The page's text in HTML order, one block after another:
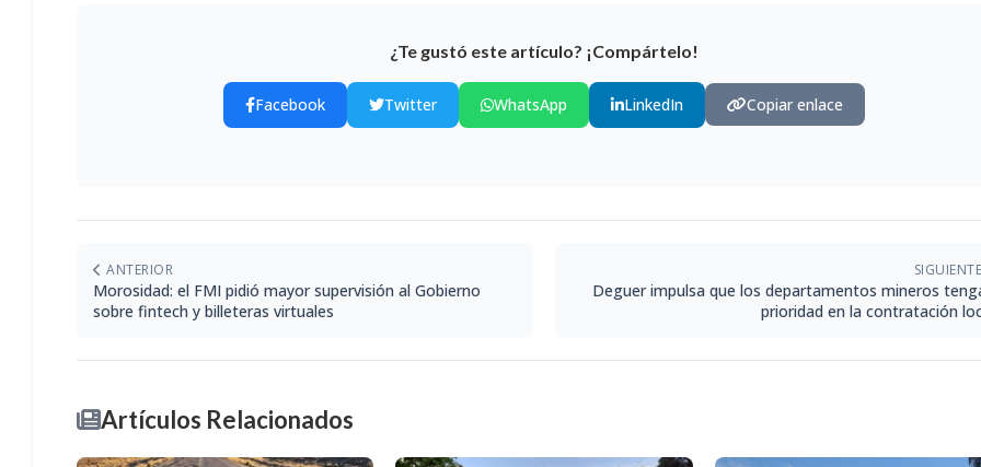
¿Te gustó este artículo? ¡Compártelo!
Facebook Twitter WhatsApp LinkedIn Copiar enlace
ANTERIOR
Morosidad: el FMI pidió mayor supervisión al Gobierno
sobre fintech y billeteras virtuales
Deguer impulsa que los departamentos mineros
prioridad en la contratación
Artículos Relacionados